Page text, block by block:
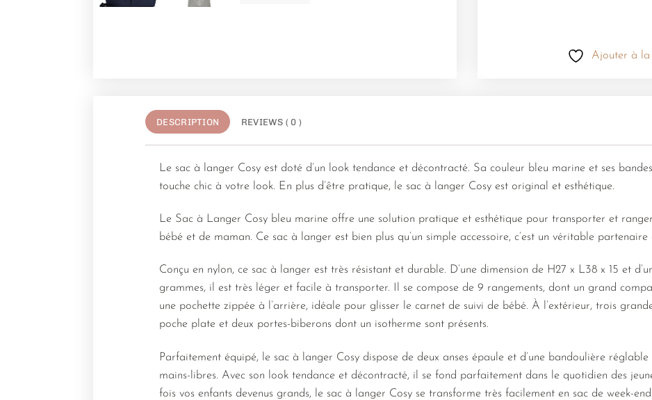
Ajouter à la
DESCRIPTION REVIEWS ( 0 )
Le sac à langer Cosy est doté d’un look tendance et décontracté. Sa couleur bleu marine et ses
touche chic à votre look. En plus d’être pratique, le sac à langer Cosy est original et esthétique.
Le Sac à Langer Cosy bleu marine offre une solution pratique et esthétique pour transporter et
bébé et de maman. Ce sac à langer est bien plus qu’un simple accessoire, c’est un véritable
Conçu en nylon, ce sac à langer est très résistant et durable. D’une dimension de H27 x L38 x 15 et
grammes, il est très léger et facile à transporter. Il se compose de 9 rangements, dont un grand
une pochette zippée à l’arrière, idéale pour glisser le carnet de suivi de bébé. À l’extérieur, trois
poche plate et deux portes-biberons dont un isotherme sont présents.
Parfaitement équipé, le sac à langer Cosy dispose de deux anses épaule et d’une bandoulière
mains-libres. Avec son look tendance et décontracté, il se fond parfaitement dans le quotidien des
fois vos enfants devenus grands, le sac à langer Cosy se transforme très facilement en sac de week-end.